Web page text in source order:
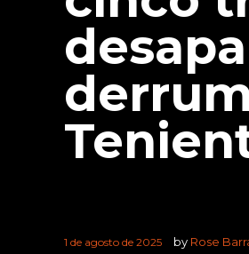
1 de agosto de 2025 by Rose